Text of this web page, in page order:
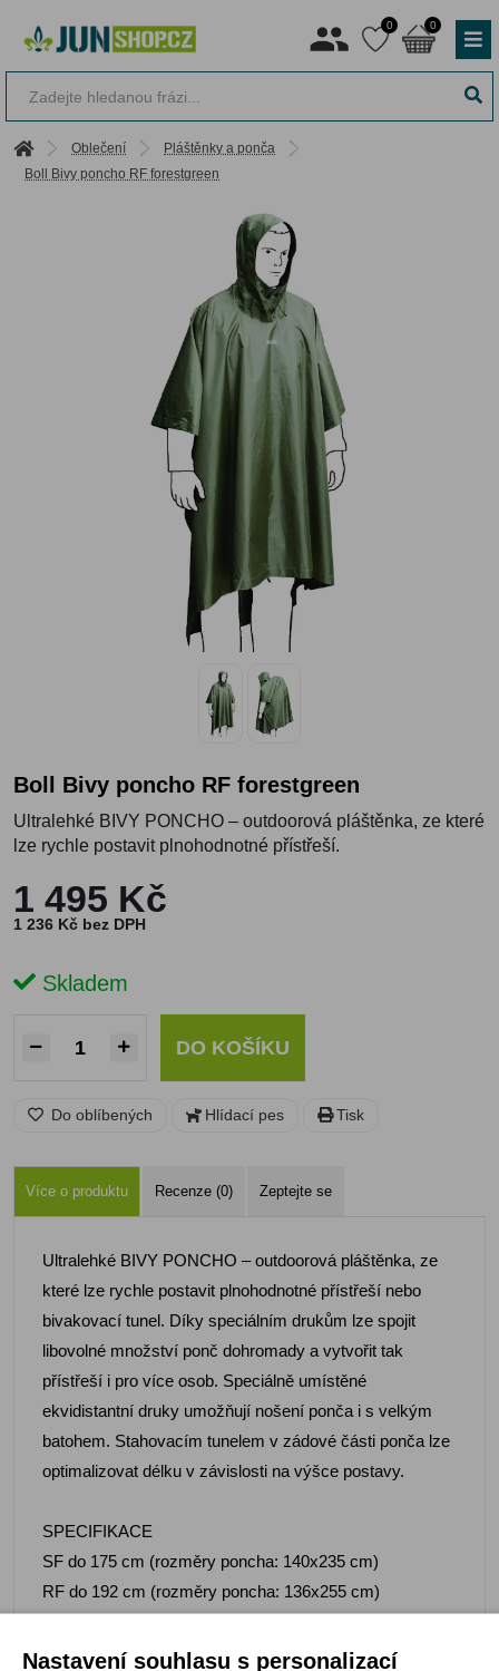
0 0
Oblečení
Pláštěnky a ponča
Boll Bivy poncho RF forestgreen
Boll Bivy poncho RF forestgreen
Ultralehké BIVY PONCHO – outdoorová pláštěnka, ze které
lze rychle postavit plnohodnotné přístřeší.
1 495 Kč
1 236 Kč bez DPH
Skladem
DO KOŠÍKU
Do oblíbených Hlídací pes Tisk
Více o produktu Recenze (0) Zeptejte se
Ultralehké BIVY PONCHO – outdoorová pláštěnka, ze
které lze rychle postavit plnohodnotné přístřeší nebo
bivakovací tunel. Díky speciálním drukům lze spojit
libovolné množství ponč dohromady a vytvořit tak
přístřeší i pro více osob. Speciálně umístěné
ekvidistantní druky umožňují nošení ponča i s velkým
batohem. Stahovacím tunelem v zádové části ponča lze
optimalizovat délku v závislosti na výšce postavy.
SPECIFIKACE
SF do 175 cm (rozměry poncha: 140x235 cm)
RF do 192 cm (rozměry poncha: 136x255 cm)
vodní sloupec: 3000 mm
Nastavení souhlasu s personalizací